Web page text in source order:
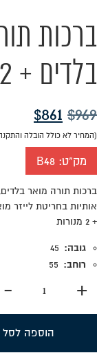
ברכות
בלדים + 2 נרות
$969
המחיר
המקורי
היה:
$969.
$861 המחיר
הוא:
$861.
(המחיר לא כולל הובלה
מק"ט:B48
אותיות בחריטת לייזר
+ 2 מנורות
גובה: 45
רוחב: 55
+
-
הוספה לסל